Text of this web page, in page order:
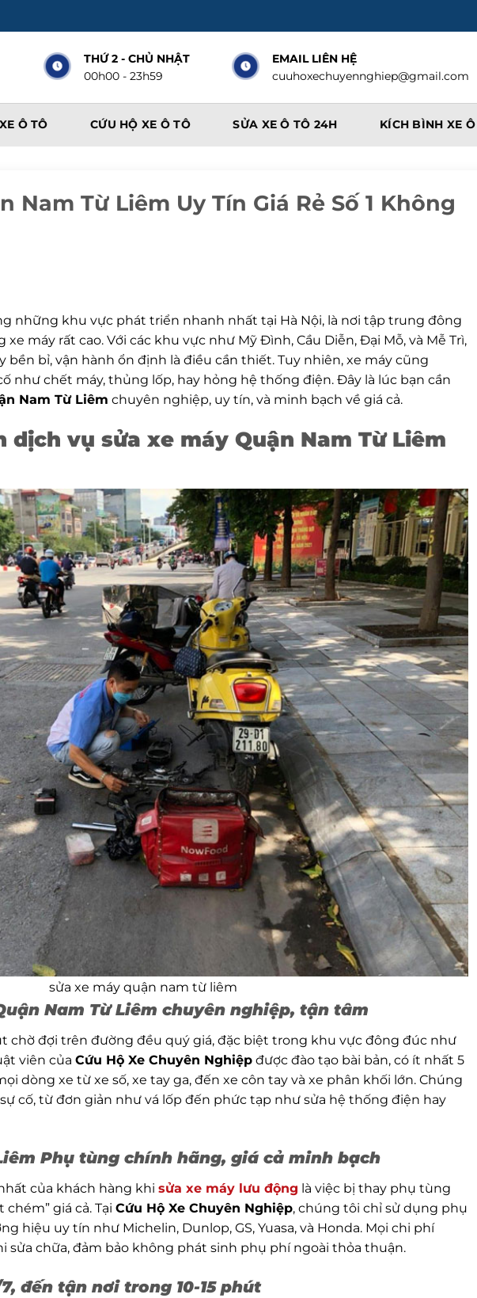
THỨ 2 - CHỦ NHẬT
00h00 - 23h59
EMAIL LIÊN HỆ
cuuhoxechuyennghiep@gmail.com
Ô TÔ CỨU HỘ XE Ô TÔ SỬA XE Ô TÔ 24H KÍCH BÌNH XE
Nam Từ Liêm Uy Tín Giá Rẻ Số 1 Không
những khu vực phát triển nhanh nhất tại Hà Nội, là nơi tập trung đông
máy rất cao. Với các khu vực như Mỹ Đình, Cầu Diễn, Đại Mỗ, và Mễ Trì,
bền bỉ, vận hành ổn định là điều cần thiết. Tuy nhiên, xe máy cũng
như chết máy, thủng lốp, hay hỏng hệ thống điện. Đây là lúc bạn cần
Nam Từ Liêm chuyên nghiệp, uy tín, và minh bạch về giá cả.
dịch vụ sửa xe máy Quận Nam Từ Liêm
sửa xe máy quận nam từ liêm
Nam Từ Liêm chuyên nghiệp, tận tâm
chờ đợi trên đường đều quý giá, đặc biệt trong khu vực đông đúc như
viên của Cứu Hộ Xe Chuyên Nghiệp được đào tạo bài bản, có ít nhất 5
dòng xe từ xe số, xe tay ga, đến xe côn tay và xe phân khối lớn. Chúng
cố, từ đơn giản như vá lốp đến phức tạp như sửa hệ thống điện hay
Phụ tùng chính hãng, giá cả minh bạch
của khách hàng khi sửa xe máy lưu động là việc bị thay phụ tùng
giá cả. Tại Cứu Hộ Xe Chuyên Nghiệp, chúng tôi chỉ sử dụng phụ
hiệu uy tín như Michelin, Dunlop, GS, Yuasa, và Honda. Mọi chi phí
sửa chữa, đảm bảo không phát sinh phụ phí ngoài thỏa thuận.
đến tận nơi trong 10-15 phút